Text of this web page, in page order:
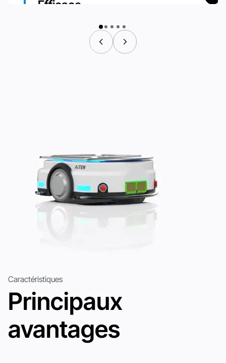
Efficace
Numéro de téléphone*
Pays / Région
En vous inscrivant, vous acceptez notre
confidentialité
et consentez à recevoir des mises à jour de notre
société.
Soumettre
Soumettre
Durée d'exécution prolongée :
Équipé d'une station de charge automatique pour une capacité
opérationnelle 24/7, ce qui se traduit par une augmentation de
Caractéristiques
Principaux
avantages